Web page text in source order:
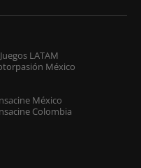
LATAM
México
México
Colombia